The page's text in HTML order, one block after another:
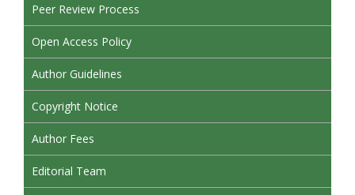
Peer Review Process
Open Access Policy
Author Guidelines
Copyright Notice
Author Fees
Editorial Team